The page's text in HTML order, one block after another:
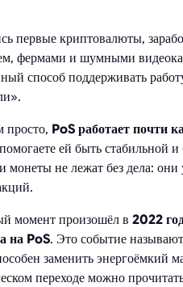
первые криптовалюты,
фермами и шумными
способ поддерживать
просто, PoS работает почти
ей быть стабильной
монеты не лежат без дела:
момент произошёл в 2022
на PoS. Это событие называют
заменить
переходе можно